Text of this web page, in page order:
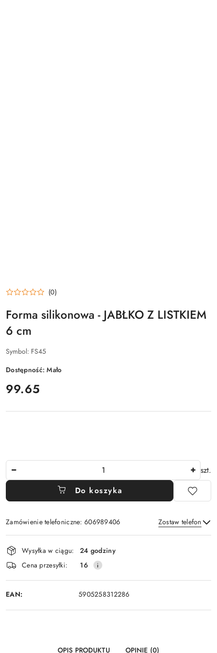
(0)
Forma silikonowa - JABŁKO Z LISTKIEM
6 cm
Symbol: FS45
Dostępność:Mało
cena:
99.65
szt.
Do koszyka
Zamówienie telefoniczne: 606989406 Zostaw telefon
Wyślij
Dostępność
i
dostawa
Wysyłka w ciągu:
24 godziny
Cena przesyłki:
16
EAN: 5905258312286
OPIS PRODUKTU OPINIE (0)